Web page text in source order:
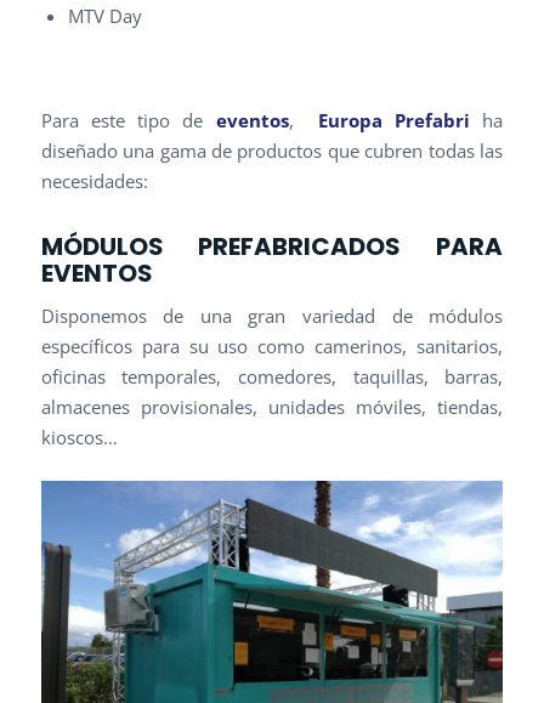
MTV Day
Para este tipo de eventos, Europa Prefabri ha
diseñado una gama de productos que cubren todas las
necesidades:
MÓDULOS PREFABRICADOS PARA
EVENTOS
Disponemos de una gran variedad de módulos
específicos para su uso como camerinos, sanitarios,
oficinas temporales, comedores, taquillas, barras,
almacenes provisionales, unidades móviles, tiendas,
kioscos…